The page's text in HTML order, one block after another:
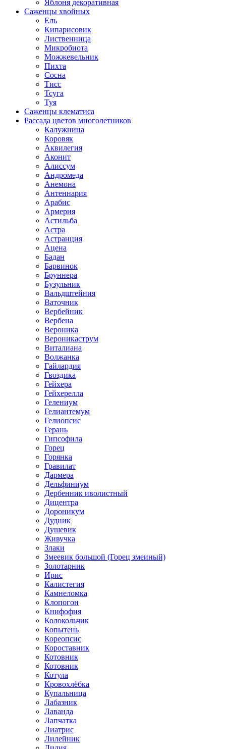
Яблоня декоративная
Саженцы хвойных
Ель
Кипарисовик
Лиственница
Микробиота
Можжевельник
Пихта
Сосна
Тисс
Тсуга
Туя
Саженцы клематиса
Рассада цветов многолетников
Калужница
Коровяк
Аквилегия
Аконит
Алиссум
Андромеда
Анемона
Антеннария
Арабис
Армерия
Астильба
Астра
Астранция
Ацена
Бадан
Барвинок
Бруннера
Бузульник
Вальдштейния
Ваточник
Вербейник
Вербена
Вероника
Вероникаструм
Виталиана
Волжанка
Гайлардия
Гвоздика
Гейхера
Гейхерелла
Гелениум
Гелиантемум
Гелиопсис
Герань
Гипсофила
Горец
Горянка
Гравилат
Дармера
Дельфиниум
Дербенник иволистный
Дицентра
Дороникум
Дудник
Душевик
Живучка
Злаки
Змеевик большой (Горец змеиный)
Золотарник
Ирис
Калистегия
Камнеломка
Клопогон
Книфофия
Колокольчик
Копытень
Кореопсис
Короставник
Котовник
Котовник
Котула
Кровохлёбка
Купальница
Лабазник
Лаванда
Лапчатка
Лиатрис
Лилейник